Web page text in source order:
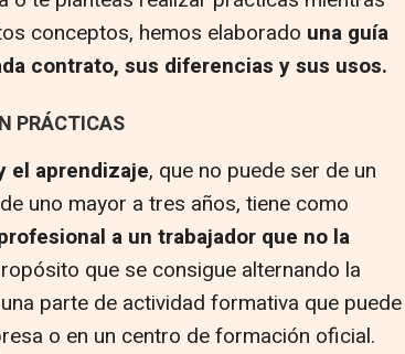
conceptos, hemos elaborado una guía
contrato, sus diferencias y sus usos.
PRÁCTICAS
el aprendizaje, que no puede ser de un
uno mayor a tres años, tiene como
a un trabajador que no la
que se consigue alternando la
parte de actividad formativa que puede
o en un centro de formación oficial.